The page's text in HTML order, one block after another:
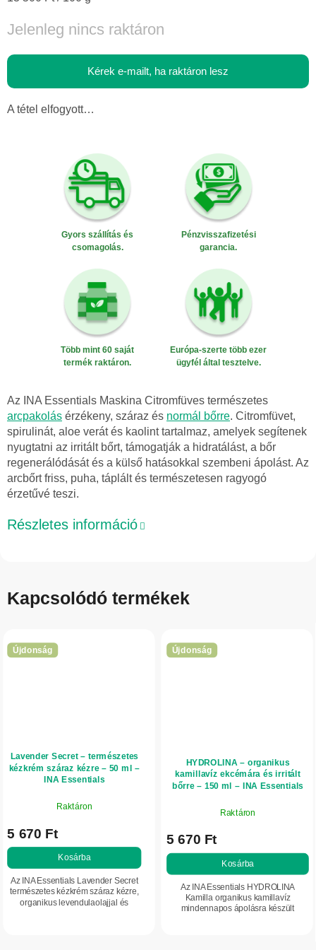
Jelenleg nincs raktáron
Kérek e-mailt, ha raktáron lesz
A tétel elfogyott…
Gyors szállítás és
csomagolás.
Pénzvisszafizetési
garancia.
Több mint 60 saját
termék raktáron.
Európa-szerte több ezer
ügyfél által tesztelve.
Az INA Essentials Maskina Citromfüves természetes
arcpakolás érzékeny, száraz és normál bőrre. Citromfüvet,
spirulinát, aloe verát és kaolint tartalmaz, amelyek segítenek
nyugtatni az irritált bőrt, támogatják a hidratálást, a bőr
regenerálódását és a külső hatásokkal szembeni ápolást. Az
arcbőrt friss, puha, táplált és természetesen ragyogó
érzetűvé teszi.
Részletes információ
Kapcsolódó termékek
Újdonság
Lavender Secret – természetes
kézkrém száraz kézre – 50 ml –
INA Essentials
Raktáron
5 670 Ft
Kosárba
Az INA Essentials Lavender Secret
természetes kézkrém száraz kézre,
organikus levendulaolajjal és
Újdonság
HYDROLINA – organikus
kamillavíz ekcémára és irritált
bőrre – 150 ml – INA Essentials
Raktáron
5 670 Ft
Kosárba
Az INA Essentials HYDROLINA
Kamilla organikus kamillavíz
mindennapos ápolásra készült